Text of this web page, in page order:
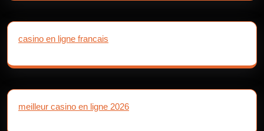
casino en ligne francais
meilleur casino en ligne 2026